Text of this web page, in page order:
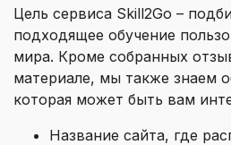
Цель сервиса Skill2Go –
подходящее обучение
мира. Кроме собранных
материале, мы также знаем
которая может быть вам
Название сайта, где